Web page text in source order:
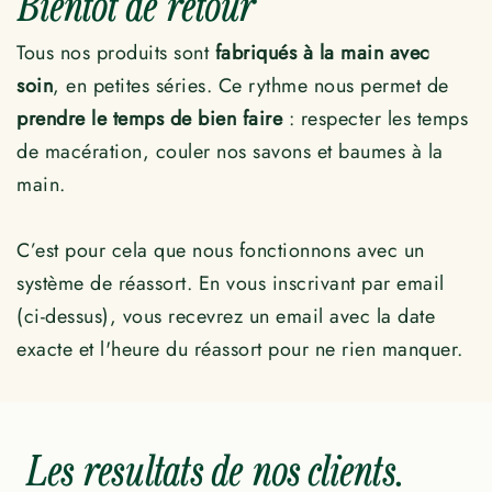
Tous nos produits sontfabriqués à la main avec
soin, en petites séries. Ce rythme nous permet de
prendre le temps de bien faire: respecter les temps
de macération, couler nos savons et baumes à la
main.
C’est pour cela que nous fonctionnons avec un
système de réassort. En vous inscrivant par email
(ci-dessus), vous recevrez un email avec la date
exacte et l'heure du réassort pour ne rien manquer.
Les resultats de nos clients.